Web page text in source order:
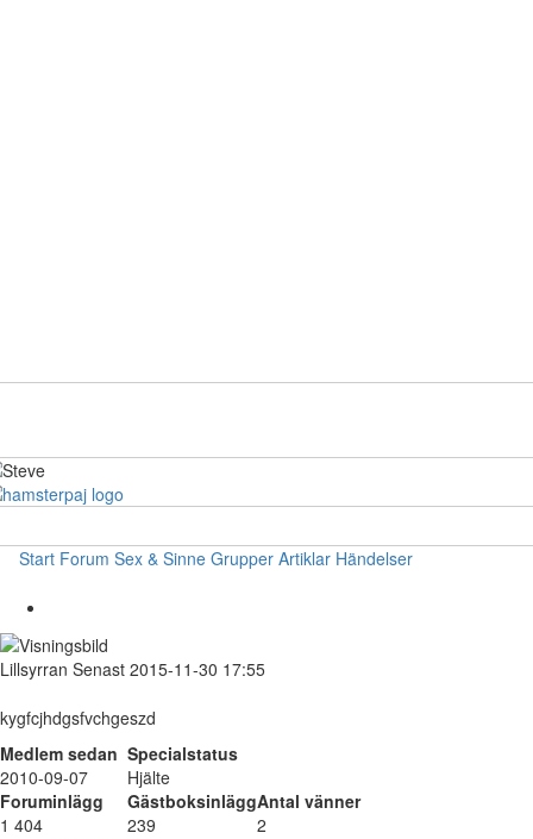
Start Forum Sex & Sinne Grupper Artiklar Händelser
Lillsyrran Senast 2015-11-30 17:55
kygfcjhdgsfvchgeszd
Medlem sedan Specialstatus
2010-09-07
Hjälte
Foruminlägg
GästboksinläggAntal vänner
1 404
239
2